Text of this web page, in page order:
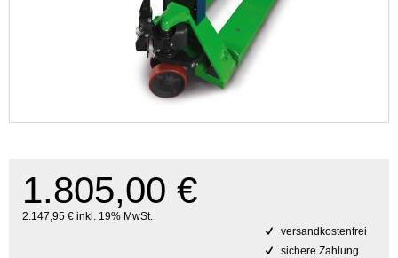
1.805,00 €
2.147,95 € inkl. 19% MwSt.
versandkostenfrei
sichere Zahlung